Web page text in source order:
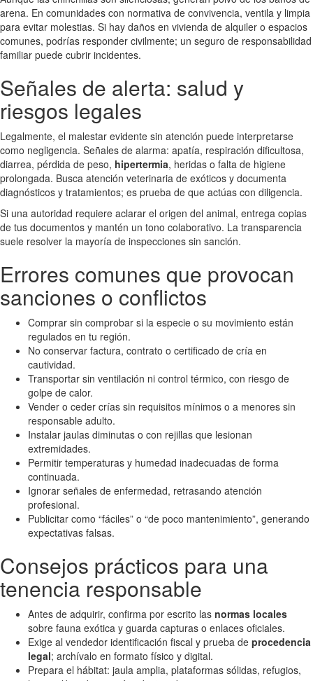
arena. En comunidades con normativa de convivencia, ventila y limpia
para evitar molestias. Si hay daños en vivienda de alquiler o espacios
comunes, podrías responder civilmente; un seguro de responsabilidad
familiar puede cubrir incidentes.
Señales de alerta: salud y
riesgos legales
Legalmente, el malestar evidente sin atención puede interpretarse
como negligencia. Señales de alarma: apatía, respiración dificultosa,
diarrea, pérdida de peso, hipertermia, heridas o falta de higiene
prolongada. Busca atención veterinaria de exóticos y documenta
diagnósticos y tratamientos; es prueba de que actúas con diligencia.
Si una autoridad requiere aclarar el origen del animal, entrega copias
de tus documentos y mantén un tono colaborativo. La transparencia
suele resolver la mayoría de inspecciones sin sanción.
Errores comunes que provocan
sanciones o conflictos
Comprar sin comprobar si la especie o su movimiento están
regulados en tu región.
No conservar factura, contrato o certificado de cría en
cautividad.
Transportar sin ventilación ni control térmico, con riesgo de
golpe de calor.
Vender o ceder crías sin requisitos mínimos o a menores sin
responsable adulto.
Instalar jaulas diminutas o con rejillas que lesionan
extremidades.
Permitir temperaturas y humedad inadecuadas de forma
continuada.
Ignorar señales de enfermedad, retrasando atención
profesional.
Publicitar como “fáciles” o “de poco mantenimiento”, generando
expectativas falsas.
Consejos prácticos para una
tenencia responsable
Antes de adquirir, confirma por escrito las normas locales
sobre fauna exótica y guarda capturas o enlaces oficiales.
Exige al vendedor identificación fiscal y prueba de procedencia
legal; archívalo en formato físico y digital.
Prepara el hábitat: jaula amplia, plataformas sólidas, refugios,